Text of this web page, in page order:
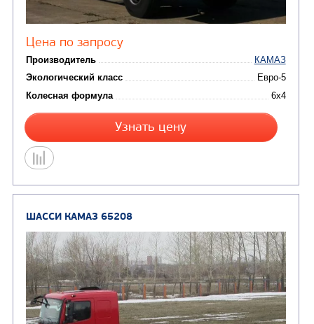
Экологический класс
Колесная формула
Узнать цену